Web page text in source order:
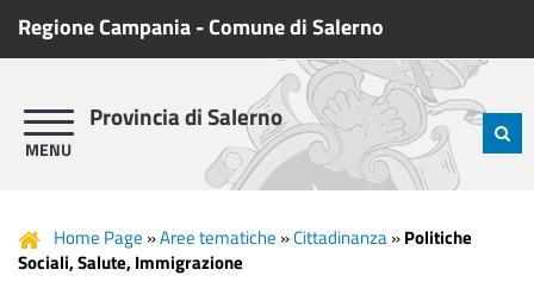
Regione Campania-Comune di Salerno
Provincia di Salerno
Home Page »Aree tematiche »Cittadinanza»Politiche
Sociali, Salute, Immigrazione